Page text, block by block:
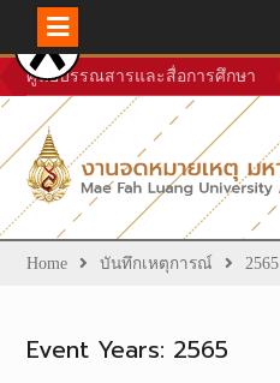
Skip
to
content
ศูนย์บรรณสารและสื่อการศึกษา
Home บันทึกเหตุการณ์ 2565
Event Years: 2565